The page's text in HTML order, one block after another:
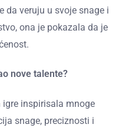
da veruju u svoje snage i
ona je pokazala da je
nove talente?
inspirisala mnoge
snage, preciznosti i